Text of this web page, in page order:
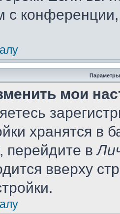
с
Параметры
мои
хранятся в
перейдите в
вверху